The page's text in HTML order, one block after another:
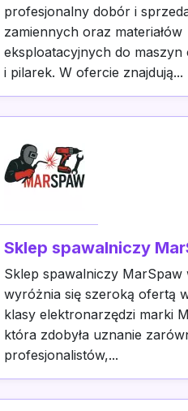
profesjonalny dobór i
zamiennych oraz materiałów
eksploatacyjnych do
i pilarek. W ofercie znajdują...
Sklep spawalniczy
Sklep spawalniczy MarSpaw
wyróżnia się szeroką ofertą
klasy elektronarzędzi marki
która zdobyła uznanie
profesjonalistów,...